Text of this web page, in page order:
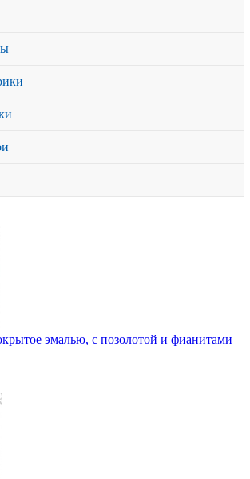
эмалью, с позолотой и фианитами